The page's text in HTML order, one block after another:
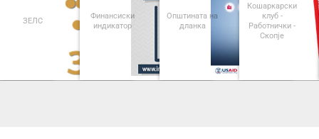
ЗЕЛС
Финансиски
индикатор
Општината на
дланка
Кошаркарски
клуб -
Работнички -
Скопје